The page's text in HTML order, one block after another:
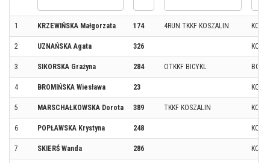
1 KRZEWIŃSKA Małgorzata 174 4RUN TKKF KOSZALIN
2 UZNAŃSKA Agata 326
3 SIKORSKA Grażyna 284 OTKKF BICYKL
4 BROMIŃSKA Wiesława 23
5 MARSCHAŁKOWSKA Dorota 389 TKKF KOSZALIN
6 POPŁAWSKA Krystyna 248
7 SKIERŚ Wanda 286